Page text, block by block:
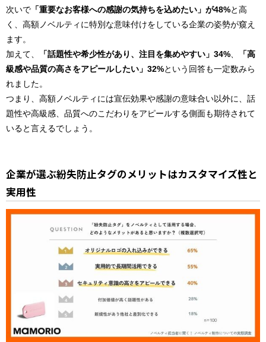
次いで 「重要なお客様への感謝の気持ちを込めたい」が48%と高
く、高額ノベルティに特別な意味付けをしている企業の姿勢が窺え
ます。
加えて、
「話題性や希少性があり、注目を集めやすい」34%
「高
級感や品質の高さをアピールしたい」32%という回答も一定数みら
れました。
つまり、高額ノベルティには宣伝効果や感謝の意味合い以外に、話
題性や高級感、品質へのこだわりをアピールする側面も期待されて
いると言えるでしょう。
企業が選ぶ紛失防止タグのメリットはカスタマイズ性と
実用性